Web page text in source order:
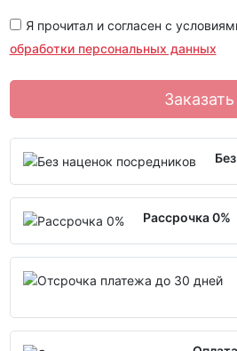
Я прочитал и согласен с
обработки персональных данных
Заказать
Рассрочка 0%